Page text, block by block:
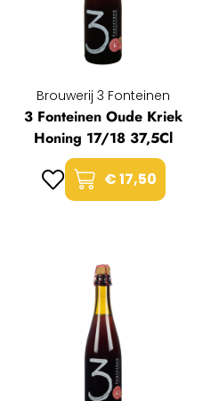
Brouwerij 3 Fonteinen
3 Fonteinen Oude Kriek
Honing 17/18 37,5Cl
€ 17,50